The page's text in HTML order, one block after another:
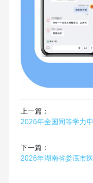
上一篇：
2026年全国同等学力
下一篇：
2026年湖南省娄底市